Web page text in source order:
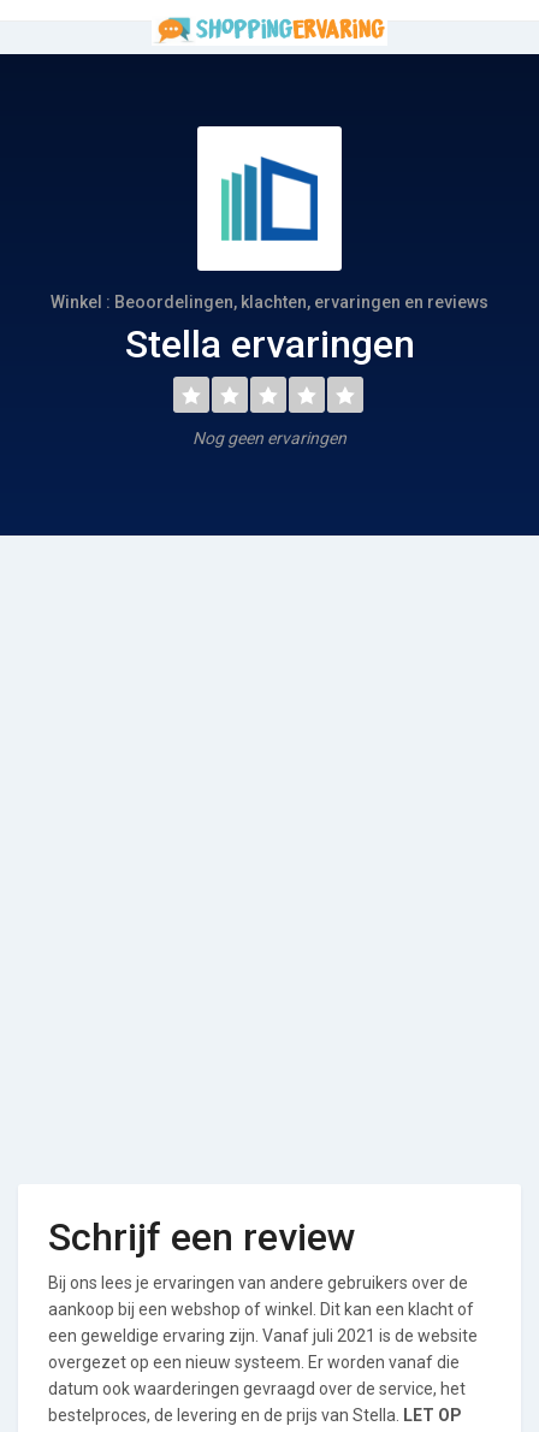
Winkel : Beoordelingen, klachten, ervaringen en reviews
Stella ervaringen
Nog geen ervaringen
Schrijf een review
Bij ons lees je ervaringen van andere gebruikers over de
aankoop bij een webshop of winkel. Dit kan een klacht of
een geweldige ervaring zijn. Vanaf juli 2021 is de website
overgezet op een nieuw systeem. Er worden vanaf die
datum ook waarderingen gevraagd over de service, het
bestelproces, de levering en de prijs van Stella.
LET OP